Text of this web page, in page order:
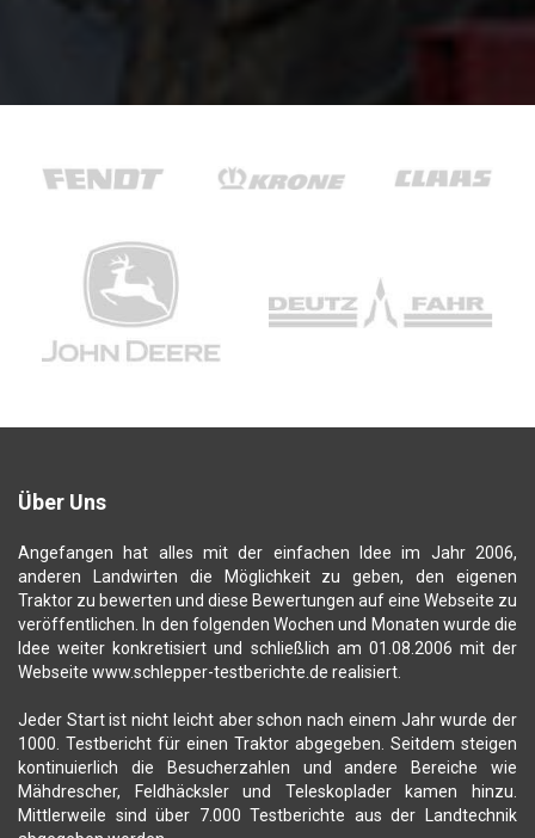
Über Uns
Angefangen hat alles mit der einfachen Idee im Jahr 2006,
anderen Landwirten die Möglichkeit zu geben, den eigenen
Traktor zu bewerten und diese Bewertungen auf eine Webseite zu
veröffentlichen. In den folgenden Wochen und Monaten wurde die
Idee weiter konkretisiert und schließlich am 01.08.2006 mit der
Webseite www.schlepper-testberichte.de realisiert.
Jeder Start ist nicht leicht aber schon nach einem Jahr wurde der
1000. Testbericht für einen Traktor abgegeben. Seitdem steigen
kontinuierlich die Besucherzahlen und andere Bereiche wie
Mähdrescher, Feldhäcksler und Teleskoplader kamen hinzu.
Mittlerweile sind über 7.000 Testberichte aus der Landtechnik